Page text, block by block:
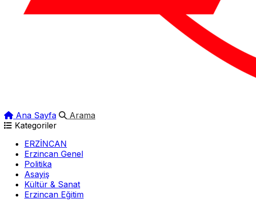
Ana Sayfa
Arama
Kategoriler
ERZİNCAN
Erzincan Genel
Politika
Asayiş
Kültür & Sanat
Erzincan Eğitim